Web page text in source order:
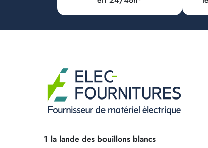
1 la lande des bouillons blancs